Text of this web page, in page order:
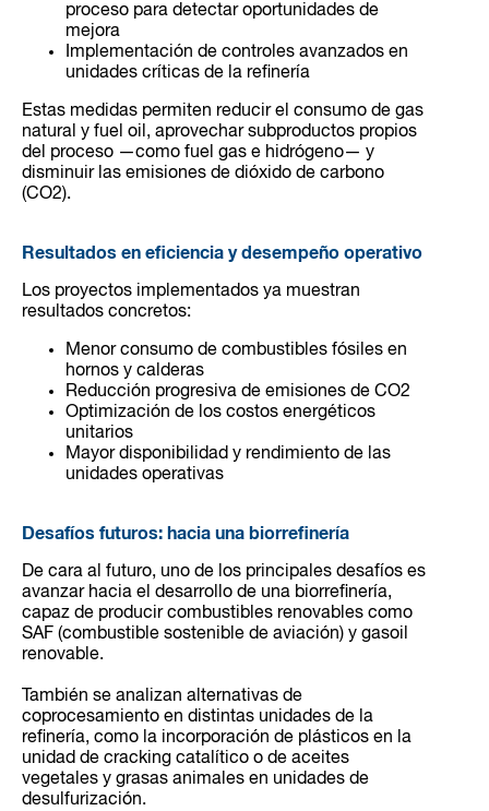
proceso para detectar oportunidades de
mejora
Implementación de controles avanzados en
unidades críticas de la refinería
Estas medidas permiten reducir el consumo de gas
natural y fuel oil, aprovechar subproductos propios
del proceso —como fuel gas e hidrógeno— y
disminuir las emisiones de dióxido de carbono
(CO2).
Resultados en eficiencia y desempeño operativo
Los proyectos implementados ya muestran
resultados concretos:
Menor consumo de combustibles fósiles en
hornos y calderas
Reducción progresiva de emisiones de CO2
Optimización de los costos energéticos
unitarios
Mayor disponibilidad y rendimiento de las
unidades operativas
Desafíos futuros: hacia una biorrefinería
De cara al futuro, uno de los principales desafíos es
avanzar hacia el desarrollo de una biorrefinería,
capaz de producir combustibles renovables como
SAF (combustible sostenible de aviación) y gasoil
renovable.
También se analizan alternativas de
coprocesamiento en distintas unidades de la
refinería, como la incorporación de plásticos en la
unidad de cracking catalítico o de aceites
vegetales y grasas animales en unidades de
desulfurización.